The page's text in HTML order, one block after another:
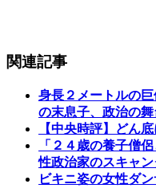
関連記事
身長２メートルの
の末息子、政治の
【中央時評】どん
「２４歳の養子僧
性政治家のスキャ
ビキニ姿の女性ダ